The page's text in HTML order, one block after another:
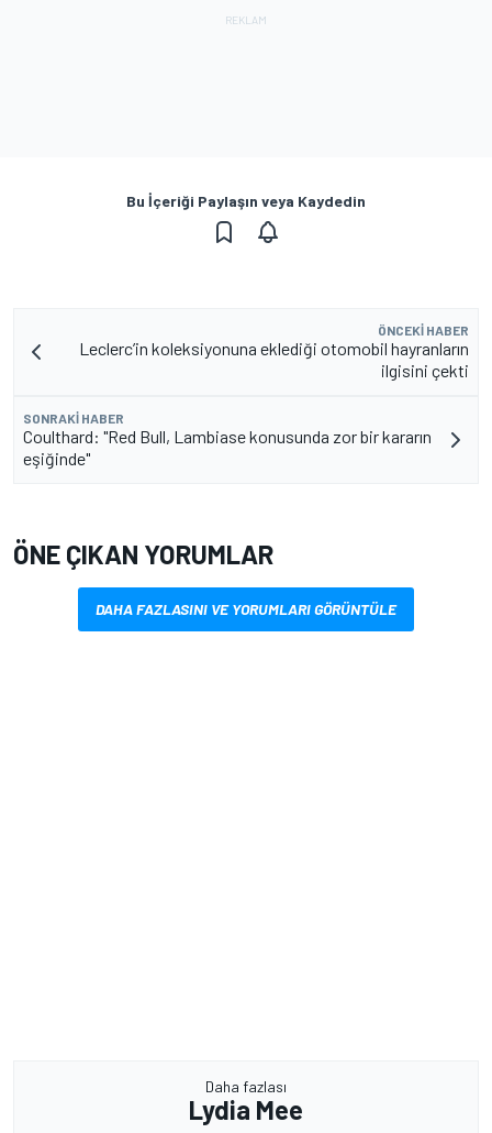
Bu İçeriği Paylaşın veya Kaydedin
ÖNCEKI HABER
Leclerc’in koleksiyonuna eklediği otomobil hayranların
ilgisini çekti
SONRAKI HABER
Coulthard: "Red Bull, Lambiase konusunda zor bir kararın
eşiğinde"
ÖNE ÇIKAN YORUMLAR
DAHA FAZLASINI VE YORUMLARI GÖRÜNTÜLE
Daha fazlası
Lydia Mee